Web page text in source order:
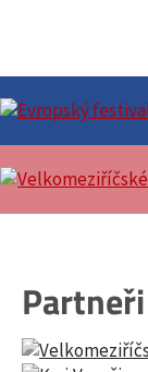
Partneři